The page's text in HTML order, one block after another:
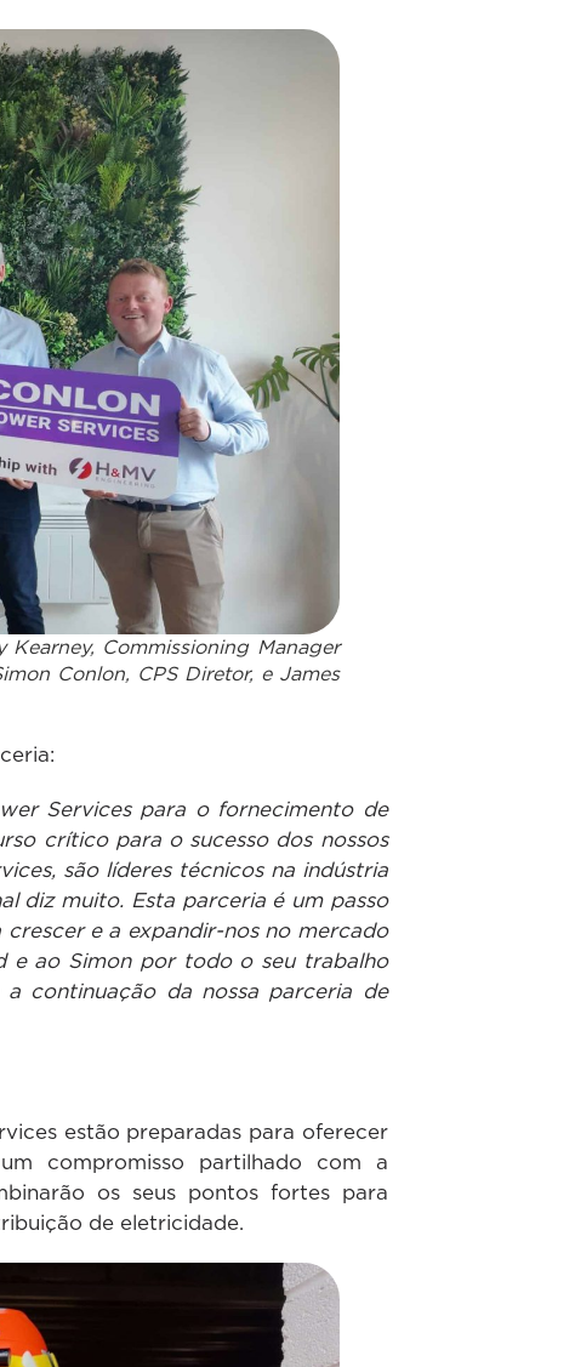
Commissioning Manager
Conlon, CPS Diretor, e James
Services para o fornecimento de
crítico para o sucesso dos nossos
são líderes técnicos na indústria
diz muito. Esta parceria é um passo
e a expandir-nos no mercado
e ao Simon por todo o seu trabalho
continuação da nossa parceria de
estão preparadas para oferecer
compromisso partilhado com a
os seus pontos fortes para
de eletricidade.